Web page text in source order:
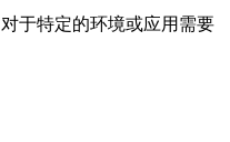
于特定的环境或应用需要